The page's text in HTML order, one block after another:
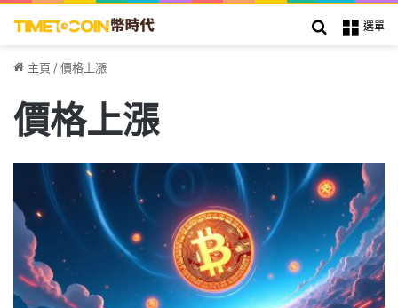
選單
搜索
主頁 /價格上漲
價格上漲